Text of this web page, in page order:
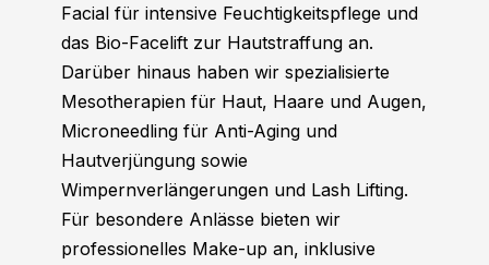
Facial für intensive Feuchtigkeitspflege und
das Bio-Facelift zur Hautstraffung an.
Darüber hinaus haben wir spezialisierte
Mesotherapien für Haut, Haare und Augen,
Microneedling für Anti-Aging und
Hautverjüngung sowie
Wimpernverlängerungen und Lash Lifting.
Für besondere Anlässe bieten wir
professionelles Make-up an, inklusive